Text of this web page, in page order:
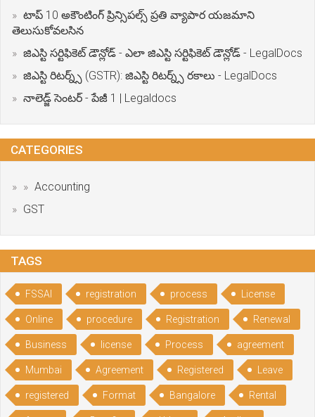
టాప్ 10 అకౌంటింగ్ ప్రిన్సిపల్స్ ప్రతి వ్యాపార యజమాని
తెలుసుకోవలసిన
జిఎస్టి సర్టిఫికెట్ డౌన్లోడ్ - ఎలా జిఎస్టి సర్టిఫికెట్ డౌన్లోడ్ - LegalDocs
జిఎస్టి రిటర్న్స్ (GSTR): జిఎస్టి రిటర్న్స్ రకాలు - LegalDocs
నాలెడ్జ్ సెంటర్ - పేజీ 1 | Legaldocs
CATEGORIES
Accounting
GST
TAGS
FSSAI registration process License
Online procedure Registration Renewal
Business license Process agreement
Mumbai Agreement Registered Leave
registered Format Bangalore Rental